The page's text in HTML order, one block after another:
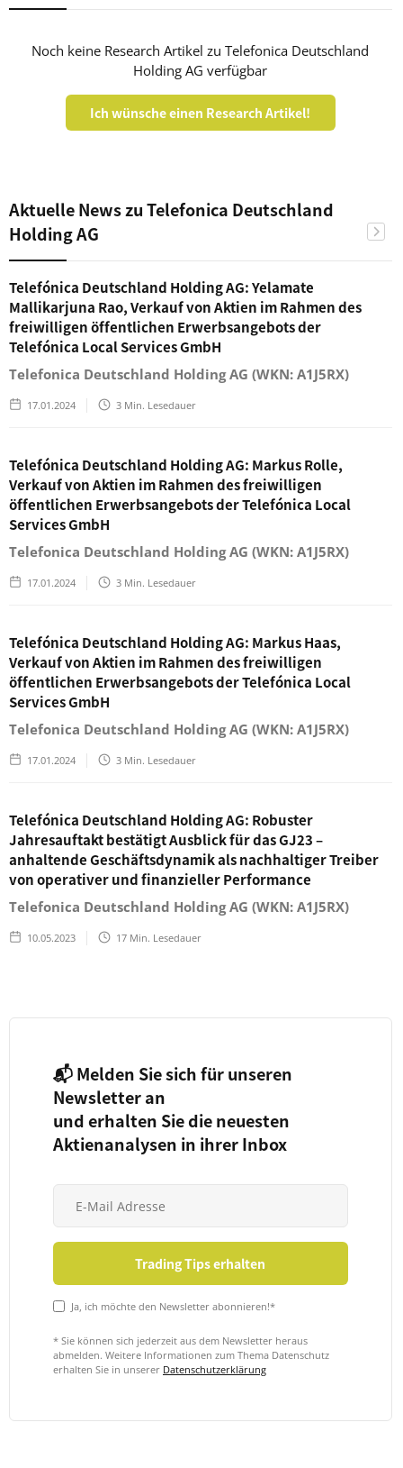
Noch keine Research Artikel zu Telefonica Deutschland
Holding AG verfügbar
Ich wünsche einen Research Artikel!
Aktuelle News zu Telefonica Deutschland
Holding AG
Telefónica Deutschland Holding AG: Yelamate
Mallikarjuna Rao, Verkauf von Aktien im Rahmen des
freiwilligen öffentlichen Erwerbsangebots der
Telefónica Local Services GmbH
Telefonica Deutschland Holding AG (WKN: A1J5RX)
17.01.2024 3 Min. Lesedauer
Telefónica Deutschland Holding AG: Markus Rolle,
Verkauf von Aktien im Rahmen des freiwilligen
öffentlichen Erwerbsangebots der Telefónica Local
Services GmbH
Telefonica Deutschland Holding AG (WKN: A1J5RX)
17.01.2024 3 Min. Lesedauer
Telefónica Deutschland Holding AG: Markus Haas,
Verkauf von Aktien im Rahmen des freiwilligen
öffentlichen Erwerbsangebots der Telefónica Local
Services GmbH
Telefonica Deutschland Holding AG (WKN: A1J5RX)
17.01.2024 3 Min. Lesedauer
Telefónica Deutschland Holding AG: Robuster
Jahresauftakt bestätigt Ausblick für das GJ23 –
anhaltende Geschäftsdynamik als nachhaltiger Treiber
von operativer und finanzieller Performance
Telefonica Deutschland Holding AG (WKN: A1J5RX)
10.05.2023 17 Min. Lesedauer
📬 Melden Sie sich für unseren
Newsletter an
und erhalten Sie die neuesten
Aktienanalysen in ihrer Inbox
Ja, ich möchte den Newsletter abonnieren!*
* Sie können sich jederzeit aus dem Newsletter heraus
abmelden. Weitere Informationen zum Thema Datenschutz
erhalten Sie in unserer Datenschutzerklärung